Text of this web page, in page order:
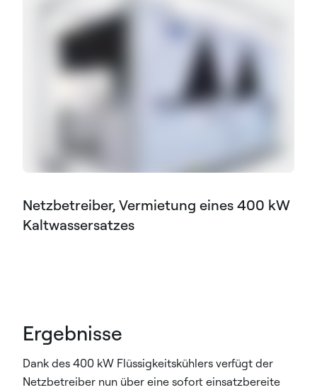
Netzbetreiber, Vermietung eines 400 kW
Kaltwassersatzes
Ergebnisse
Dank des 400 kW Flüssigkeitskühlers verfügt der
Netzbetreiber nun über eine sofort einsatzbereite